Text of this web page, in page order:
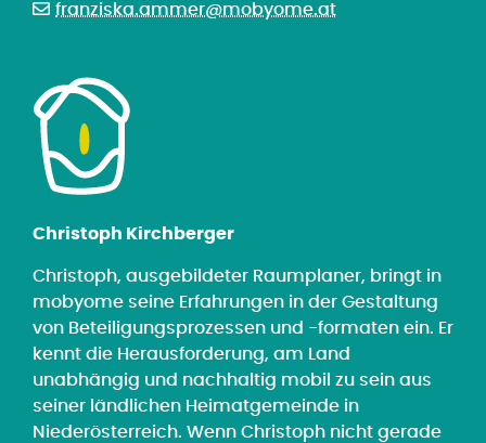
franziska.ammer@mobyome.at
Christoph Kirchberger
Christoph, ausgebildeter Raumplaner, bringt in
mobyome seine Erfahrungen in der Gestaltung
von Beteiligungsprozessen und -formaten ein. Er
kennt die Herausforderung, am Land
unabhängig und nachhaltig mobil zu sein aus
seiner ländlichen Heimatgemeinde in
Niederösterreich. Wenn Christoph nicht gerade